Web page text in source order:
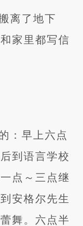
离了地下
家里都写信
早上六点
到语言学校
点～三点继
安格尔先生
舞。六点半